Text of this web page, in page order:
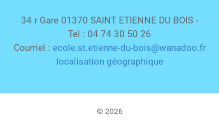
34 r Gare 01370 SAINT ETIENNE DU BOIS -
Tel : 04 74 30 50 26
Courriel : ecole.st.etienne-du-bois@wanadoo.fr
localisation géographique
© 2026